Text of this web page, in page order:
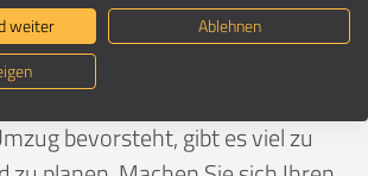
>Schleswig-Holstein>Segeberg,
Landkreis>
bevorsteht, gibt es viel zu
weiter
Ablehnen